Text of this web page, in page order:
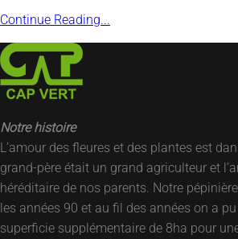
Continue Reading...
Notre histoire
L’amour des fleures et des plantes est
grand-père était un grand agriculteur et
héréditaire de nos parents. Notre
les années 90 et au fil des années on a
superficie supplémentaire de 8ha pour